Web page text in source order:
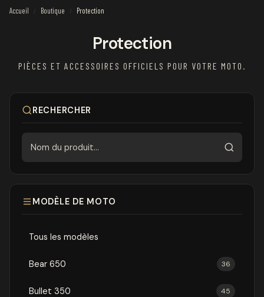
Accueil / Boutique / Protection
Protection
PIÈCES ET ACCESSOIRES OFFICIELS POUR VOTRE MOTO.
RECHERCHER
MODÈLE DE MOTO
Tous les modèles
Bear 650 36
Bullet 350 45